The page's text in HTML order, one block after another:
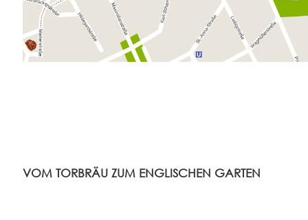
VOM TORBRÄU ZUM ENGLISCHEN GARTEN